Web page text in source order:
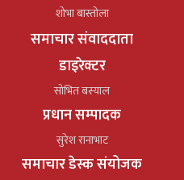
शोभा बास्तोला
समाचार संवाददाता
डाइरेक्टर
सोभित बस्याल
प्रधान सम्पादक
सुरेश रानाभाट
समाचार डेस्क संयोजक